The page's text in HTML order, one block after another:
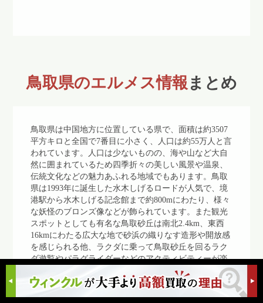
鳥取県のエルメス情報 まとめ
鳥取県は中国地方に位置している県で、面積は約3507
平方キロと全国で7番目に小さく、人口は約55万人と言
われています。人口は少ないものの、海や山など大自
然に囲まれているため四季折々の美しい風景や温泉、
伝統文化などの魅力あふれる地域でもあります。鳥取
県は1993年に誕生した水木しげるロードが人気で、境
港駅から水木しげる記念館まで約800mにわたり、様々
な妖怪のブロンズ像などが飾られています。また観光
スポットとしても有名な鳥取砂丘は南北2.4km、東西
16kmにわたる広大な地で砂浜の織りなす造形や開放感
を感じられる他、ラクダに乗って鳥取砂丘を回るラク
ダ遊覧やパラグライダーなどのアクティビティーが楽
しめることもあり、エルメスなどのブランド品を身に
着けた人や家族連れなど、全国各地からたくさんの方